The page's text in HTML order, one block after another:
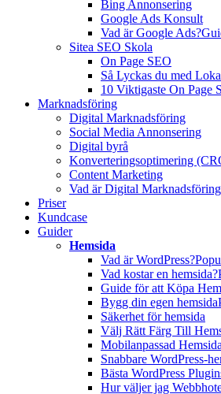
Bing Annonsering
Google Ads Konsult
Vad är Google Ads?
Sitea SEO Skola
On Page SEO
Så Lyckas du med
10 Viktigaste On Page
Marknadsföring
Digital Marknadsföring
Social Media Annonsering
Digital byrå
Konverteringsoptimering
Content Marketing
Vad är Digital
Priser
Kundcase
Guider
Hemsida
Vad är WordPress?
Vad kostar en hemsida?
Guide för att Köpa
Bygg din egen hemsida
Säkerhet för hemsida
Välj Rätt Färg Till
Mobilanpassad
Snabbare WordPress-
Bästa WordPress
Hur väljer jag